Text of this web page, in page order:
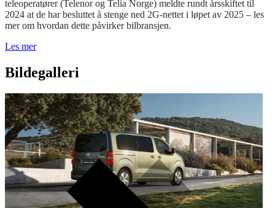
teleoperatører (Telenor og Telia Norge) meldte rundt årsskiftet til
2024 at de har besluttet å stenge ned 2G-nettet i løpet av 2025 – les
mer om hvordan dette påvirker bilbransjen.
Les mer
Bildegalleri